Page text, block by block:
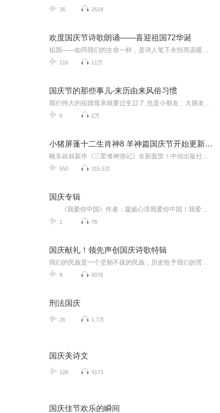
36 2619
欢度国庆节诗歌朗诵——喜迎祖国72华诞
116 11万
国庆节的那些事儿-来历由来风俗习惯
6 2万
小猪屏蓬十二生肖神8 羊神篇国庆节开始更新啦！
550 315.5万
国庆专辑
1 78
国庆献礼！领先声创国庆诗歌特辑
8 6076
刑法国庆
26 1.7万
国庆美诗文
108 4173
国庆佳节欢乐的瞬间